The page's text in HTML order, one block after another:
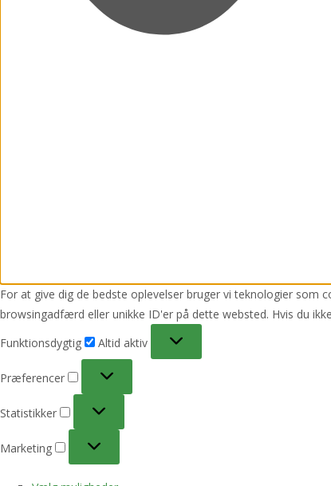
For at give dig de bedste oplevelser bruger vi teknologier som
browsingadfærd eller unikke ID'er på dette websted. Hvis du
Funktionsdygtig
Funktionsdygtig
Altid aktiv
Præferencer
Præferencer
Statistikker
Statistikker
Marketing
Marketing